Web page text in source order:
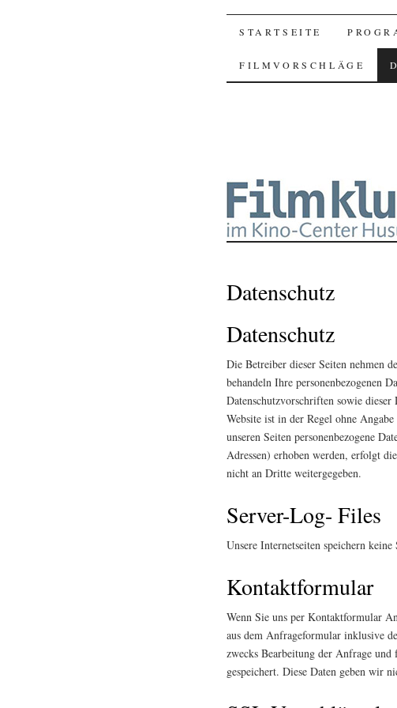
SKIP
TO
STARTSEITE
FILMVORSCHLÄGE
Datenschutz
Datenschutz
Die Betreiber dieser Seiten nehmen
behandeln Ihre personenbezogenen
Datenschutzvorschriften sowie
Website ist in der Regel ohne
unseren Seiten personenbezogene
Adressen) erhoben werden, erfolgt
nicht an Dritte weitergegeben.
Server-Log- Files
Unsere Internetseiten speichern
Kontaktformular
Wenn Sie uns per Kontaktformular
aus dem Anfrageformular inklusive
zwecks Bearbeitung der Anfrage
gespeichert. Diese Daten geben wir